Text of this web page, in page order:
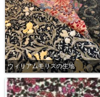
ウィリアムモリスの生地